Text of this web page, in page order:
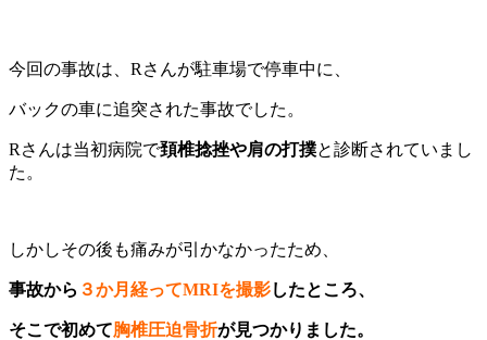
今回の事故は、Rさんが駐車場で停車中に、
バックの車に追突された事故でした。
Rさんは当初病院で頚椎捻挫や肩の打撲と診断されていまし
た。
しかしその後も痛みが引かなかったため、
事故から ３か月経ってMRIを撮影したところ、
そこで初めて胸椎圧迫骨折が見つかりました。